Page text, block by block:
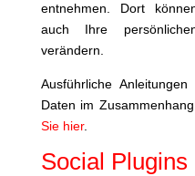
entnehmen. Dort
auch Ihre persönlichen
verändern.
Ausführliche
Daten im
Sie hier.
Social Plugins